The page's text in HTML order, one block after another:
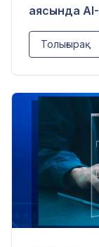
аясында
Толығырақ